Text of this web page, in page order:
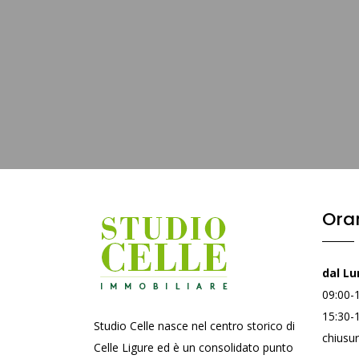
Studio Celle nasce nel centro storico di
Celle Ligure ed è un consolidato punto
dal
09:00-
15:30-